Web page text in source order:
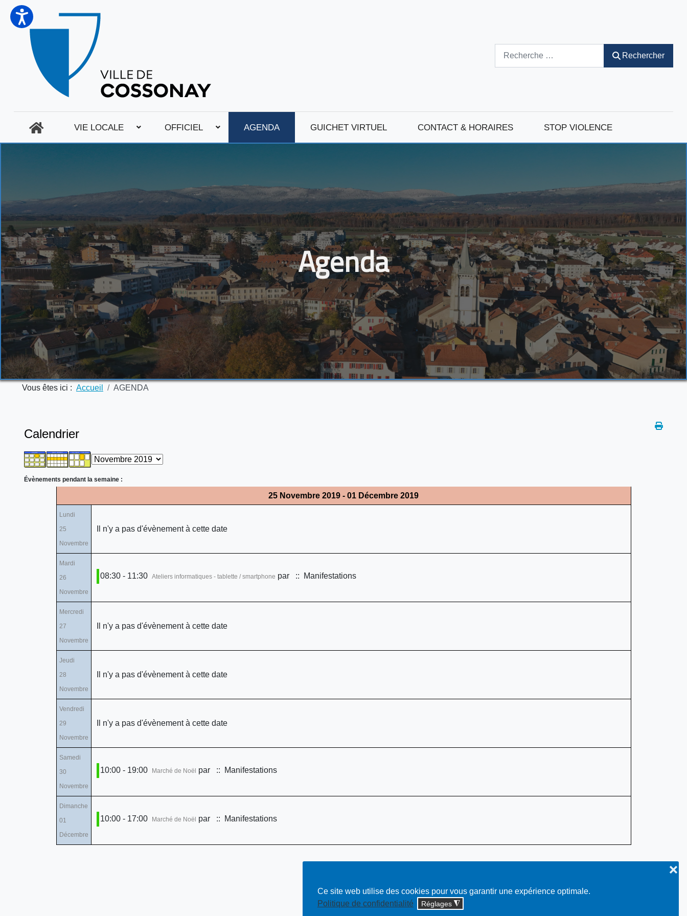
Ce site web utilise des cookies pour vous garantir une expérience optimale.
Politique de confidentialité
Réglages ◮
❌
Rechercher
VIE LOCALE OFFICIEL AGENDA GUICHET VIRTUEL CONTACT & HORAIRES STOP VIOLENCE
Agenda
Vous êtes ici : Accueil AGENDA
Calendrier
Évènements pendant la semaine :
25 Novembre 2019 - 01 Décembre 2019
Lundi
25
Novembre
Il n'y a pas d'évènement à cette date
Mardi
26
Novembre
08:30 - 11:30 Ateliers informatiques - tablette / smartphone par :: Manifestations
Mercredi
27
Novembre
Il n'y a pas d'évènement à cette date
Jeudi
28
Novembre
Il n'y a pas d'évènement à cette date
Vendredi
29
Novembre
Il n'y a pas d'évènement à cette date
Samedi
30
Novembre
10:00 - 19:00 Marché de Noël par :: Manifestations
Dimanche
01
Décembre
10:00 - 17:00 Marché de Noël par :: Manifestations